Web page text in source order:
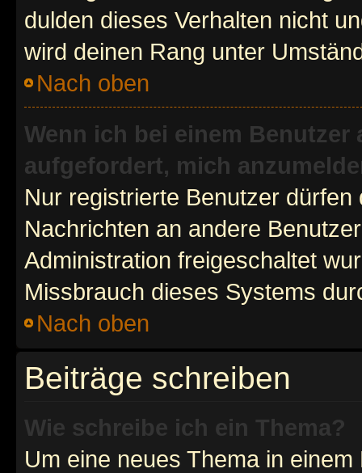
dulden dieses Verhalten nicht
wird deinen Rang unter
Nach oben
Wenn ich bei einem
aufgefordert, mich
Nur registrierte Benutzer
Nachrichten an andere
Administration freigeschaltet
Missbrauch dieses Systems
Nach oben
Beiträge schreiben
Wie schreibe ich ein Thema?
Um eine neues Thema in